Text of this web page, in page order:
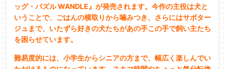
ッグ・パズル WANDLE』が発売されます。今作の主役は犬と
いうことで、ごはんの横取りから噛みつき、さらにはサボター
ジュまで、いたずら好きの犬たちがあの手この手で飼い主たち
を困らせています。
難易度的には、小学生からシニアの方まで、幅広く楽しんでい